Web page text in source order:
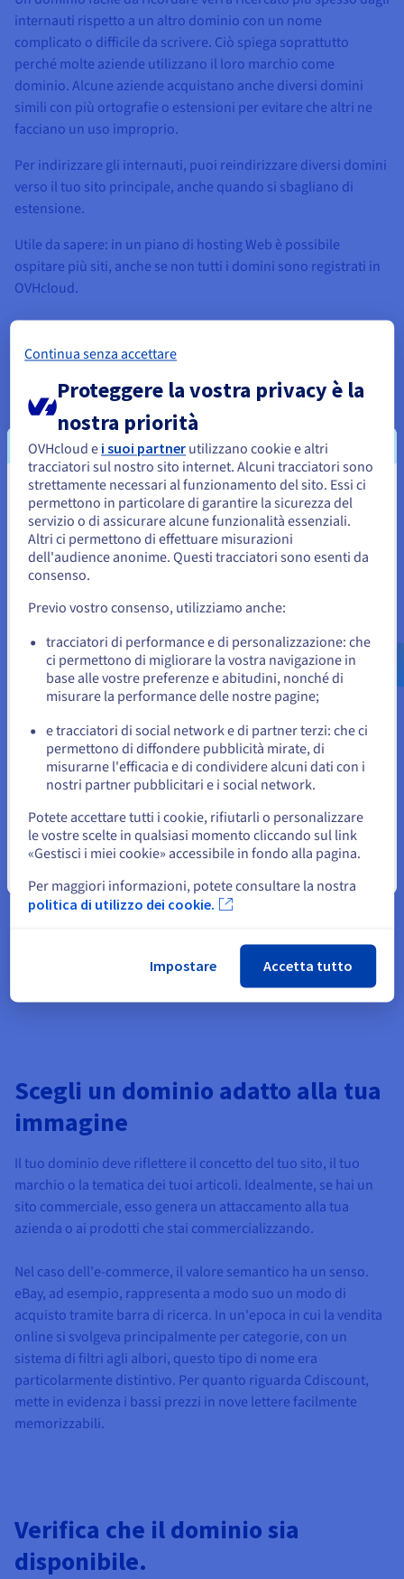
internauti rispetto a un altro dominio con un nome
complicato o difficile da scrivere. Ciò spiega soprattutto
perché molte aziende utilizzano il loro marchio come
dominio. Alcune aziende acquistano anche diversi domini
simili con più ortografie o estensioni per evitare che altri ne
facciano un uso improprio.
Per indirizzare gli internauti, puoi reindirizzare diversi domini
verso il tuo sito principale, anche quando si sbagliano di
estensione.
Utile da sapere: in un piano di hosting Web è possibile
ospitare più siti, anche se non tutti i domini sono registrati in
OVHcloud.
Preferisci un dominio breve
Più un dominio è breve, più sarà facile ricordarlo. Se il tuo
nome contiene meno di 12 caratteri, i visitatori possono
visualizzarti facilmente, senza dover digitare un numero o
trattino.
Perché 12 caratteri? Perché oltre questo numero, circa tre
sillabe, il nome del sito Web è meno facile da scrivere. Sarà
anche più veloce da digitare su uno smartphone o tablet,
anche con una tastiera.
La lunghezza massima di un dominio è di 63 caratteri, ovvero
una frase completa. Alcuni caratteri speciali sono accettati da
determinate estensioni, quale l’estensione fr. Tuttavia, te le
sconsigliamo perché:
gli internauti non sono abituati a queste estensioni e
cercheranno il sito senza digitare un carattere speciale;
l'aggiunta di caratteri speciali al nome di dominio
le tue comunicazioni grafiche saranno meno efficaci, in
particolare durante la stampa cartacea o la creazione di
Piuttosto che una combinazione di parole, il nome del tuo sito
Essere essenziali è quindi un ottimo modo per farti ricordare.
Scegli un dominio adatto alla tua
immagine
Il tuo dominio deve riflettere il concetto del tuo sito, il tuo
marchio o la tematica dei tuoi articoli. Idealmente, se hai un
sito commerciale, esso genera un attaccamento alla tua
azienda o ai prodotti che stai commercializzando.
Nel caso dell'e-commerce, il valore semantico ha un senso.
eBay, ad esempio, rappresenta a modo suo un modo di
acquisto tramite barra di ricerca. In un'epoca in cui la vendita
online si svolgeva principalmente per categorie, con un
sistema di filtri agli albori, questo tipo di nome era
particolarmente distintivo. Per quanto riguarda Cdiscount,
mette in evidenza i bassi prezzi in nove lettere facilmente
memorizzabili.
Verifica che il dominio sia
disponibile.
Sembra che la tua localizzazione sia
Stati Uniti
Per effettuare un ordine da Stati Uniti, è necessario accedere al
sito web del Paese e creare un account.
Vai al sito Stati Uniti
us.ovhcloud.com/
Inglese USD - $
o
Resta sul sito web attuale
Seleziona un altro sito web
Continua senza accettare
Proteggere la vostra privacy è la
nostra priorità
OVHcloud e i suoi partner utilizzano cookie e altri
tracciatori sul nostro sito internet. Alcuni tracciatori sono
strettamente necessari al funzionamento del sito. Essi ci
permettono in particolare di garantire la sicurezza del
servizio o di assicurare alcune funzionalità essenziali.
Altri ci permettono di effettuare misurazioni
dell'audience anonime. Questi tracciatori sono esenti da
consenso.
Previo vostro consenso, utilizziamo anche:
tracciatori di performance e di personalizzazione: che
ci permettono di migliorare la vostra navigazione in
base alle vostre preferenze e abitudini, nonché di
misurare la performance delle nostre pagine;
e tracciatori di social network e di partner terzi: che ci
permettono di diffondere pubblicità mirate, di
misurarne l'efficacia e di condividere alcuni dati con i
nostri partner pubblicitari e i social network.
Potete accettare tutti i cookie, rifiutarli o personalizzare
le vostre scelte in qualsiasi momento cliccando sul link
«Gestisci i miei cookie» accessibile in fondo alla pagina.
Per maggiori informazioni, potete consultare la nostra
politica di utilizzo dei cookie.
Impostare Accetta tutto